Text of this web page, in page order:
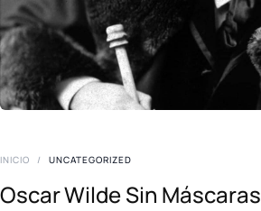
INICIO / UNCATEGORIZED
Oscar Wilde Sin Máscaras